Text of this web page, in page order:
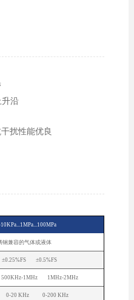
沿
扰性能优良
钢兼容的气体或液体
±0.5%FS
1MHz 1MHz-2MHz
0-20 KHz 0-200 KHz